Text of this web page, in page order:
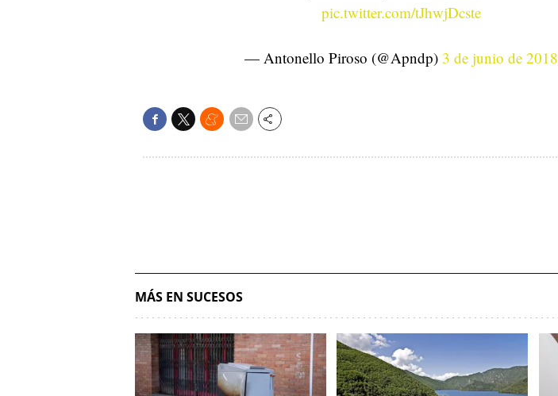
pic.twitter.com/tJhwjDcste
— Antonello Piroso (@Apndp) 3 de junio de 2018
MÁS EN SUCESOS